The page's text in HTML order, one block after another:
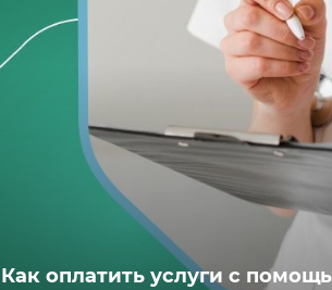
Как оплатить услуги с